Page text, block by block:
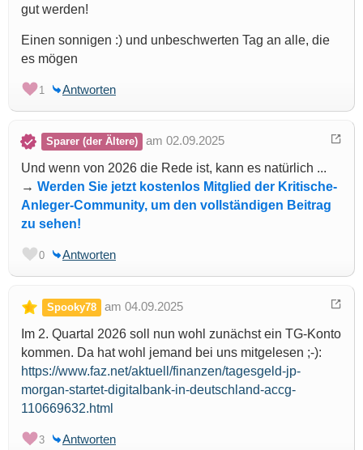
gut werden!
Einen sonnigen :) und unbeschwerten Tag an alle, die
es mögen
1 Antworten
Sparer (der Ältere)
am 02.09.2025
Und wenn von 2026 die Rede ist, kann es natürlich ...
→ Werden Sie jetzt kostenlos Mitglied der Kritische-
Anleger-Community, um den vollständigen Beitrag
zu sehen!
0 Antworten
Spooky78
am 04.09.2025
Im 2. Quartal 2026 soll nun wohl zunächst ein TG-Konto
kommen. Da hat wohl jemand bei uns mitgelesen ;-):
https://www.faz.net/aktuell/finanzen/tagesgeld-jp-
morgan-startet-digitalbank-in-deutschland-accg-
110669632.html
3 Antworten